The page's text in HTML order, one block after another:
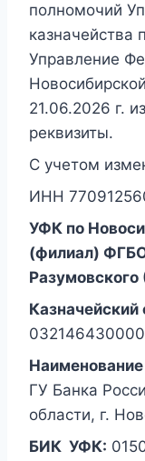
полномочий
казначейства
Управление
21.06.2026 г.
реквизиты.
С учетом
ИНН
УФК по
(филиал)
Казначейский
ГУ Банка
области, г.
БИК УФК: